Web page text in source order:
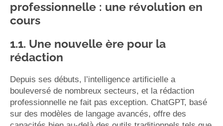
professionnelle : une révolution en
cours
1.1. Une nouvelle ère pour la
rédaction
Depuis ses débuts, l’intelligence artificielle a
bouleversé de nombreux secteurs, et la rédaction
professionnelle ne fait pas exception. ChatGPT, basé
sur des modèles de langage avancés, offre des